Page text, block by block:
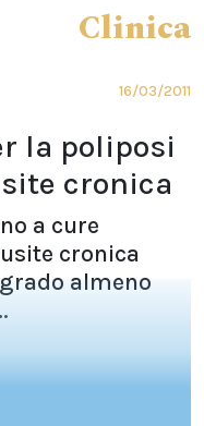
Clinica
16/03/2011
la poliposi
cronica
a cure
cronica
almeno